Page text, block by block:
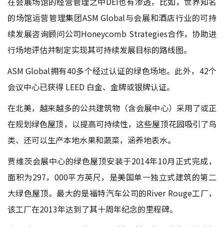
的场馆运营管理集团ASM Global与会展和酒店行业的可持
续发展咨询顾问公司Honeycomb Strategies合作，协助进
行场地评估并制定实现其可持续发展目标的路线图。
ASM Global拥有40多个经过认证的绿色场地。此外，42个
会议中心已获得 LEED 白金、金牌或银牌认证。
在北美，越来越多的公共建筑物（含会展中心）采用了或正
在规划绿色屋顶，以提高可持续性，这些屋顶花园吸引了鸟
类、还可以生产本地水果和蔬菜，涵养地表水。
贾维茨会展中心的绿色屋顶安装于2014年10月正式完成，
面积为297，000平方英尺，是美国单一独立式建筑的第二
大绿色屋顶。最大的是福特汽车公司的River Rouge工厂，
该工厂在2013年达到了其十周年纪念的里程碑。